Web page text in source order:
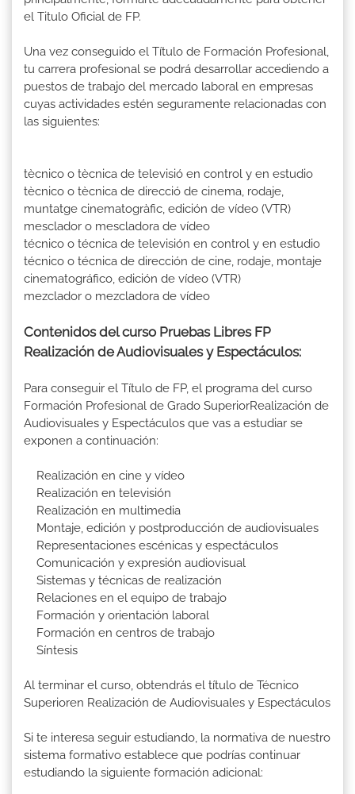
el Titulo Oficial de FP.
Una vez conseguido el Título de Formación Profesional,
tu carrera profesional se podrá desarrollar accediendo a
puestos de trabajo del mercado laboral en empresas
cuyas actividades estén seguramente relacionadas con
las siguientes:
tècnico o tècnica de televisió en control y en estudio
tècnico o tècnica de direcció de cinema, rodaje,
muntatge cinematogràfic, edición de vídeo (VTR)
mesclador o mescladora de vídeo
técnico o técnica de televisión en control y en estudio
técnico o técnica de dirección de cine, rodaje, montaje
cinematográfico, edición de vídeo (VTR)
mezclador o mezcladora de vídeo
Contenidos del curso Pruebas Libres FP
Realización de Audiovisuales y Espectáculos:
Para conseguir el Título de FP, el programa del curso
Formación Profesional de Grado SuperiorRealización de
Audiovisuales y Espectáculos que vas a estudiar se
exponen a continuación:
Realización en cine y vídeo
Realización en televisión
Realización en multimedia
Montaje, edición y postproducción de audiovisuales
Representaciones escénicas y espectáculos
Comunicación y expresión audiovisual
Sistemas y técnicas de realización
Relaciones en el equipo de trabajo
Formación y orientación laboral
Formación en centros de trabajo
Síntesis
Al terminar el curso, obtendrás el título de Técnico
Superioren Realización de Audiovisuales y Espectáculos
Si te interesa seguir estudiando, la normativa de nuestro
sistema formativo establece que podrías continuar
estudiando la siguiente formación adicional: